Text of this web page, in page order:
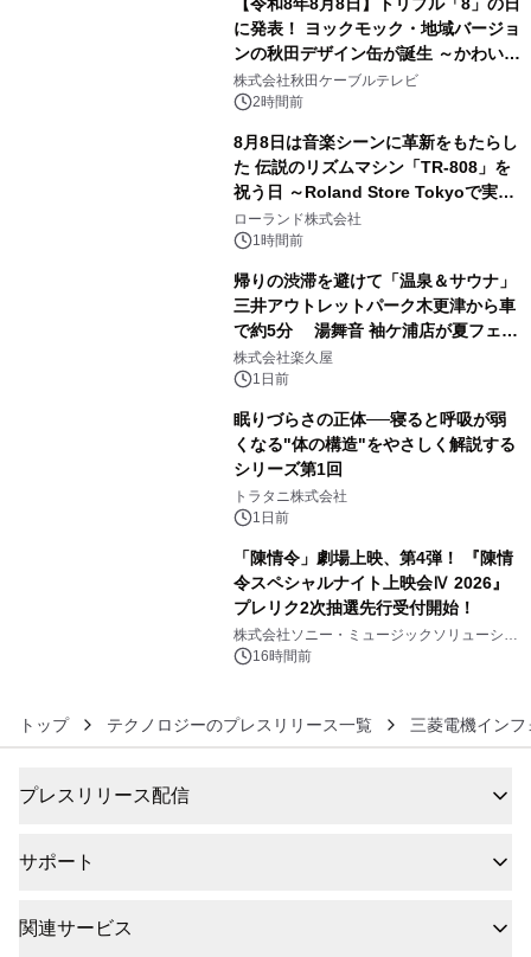
に発表！ ヨックモック・地域バージョ
ンの秋田デザイン缶が誕生 ～かわいい
秋田犬の子犬と秋田の四季と名所を巡
るパッケージ～ 9月1日(火)秋田県内で
株式会社秋田ケーブルテレビ
2時間前
8月8日は音楽シーンに革新をもたらし
た 伝説のリズムマシン「TR-808」を
祝う日 ～Roland Store Tokyoで実機
を展示しての 記念キャンペーンを開
催 英国ラジオ「NTS」の 特別プログ
アーティストを フィーチャーしたアニ
メーションを公開～
ローランド株式会社
1時間前
帰りの渋滞を避けて「温泉＆サウナ」
三井アウトレットパーク木更津から車
で約5分 湯舞音 袖ケ浦店が夏フェア
メニューを提供
株式会社楽久屋
1日前
眠りづらさの正体──寝ると呼吸が弱
くなる"体の構造"をやさしく解説する
シリーズ第1回
トラタニ株式会社
1日前
「陳情令」劇場上映、第4弾！ 『陳情
令スペシャルナイト上映会Ⅳ 2026』
プレリク2次抽選先行受付開始！
株式会社ソニー・ミュージックソリューショ
ンズ16時間前
トップ テクノロジーのプレスリリース一覧 三菱電機イン
プレスリリース配信
サポート
関連サービス